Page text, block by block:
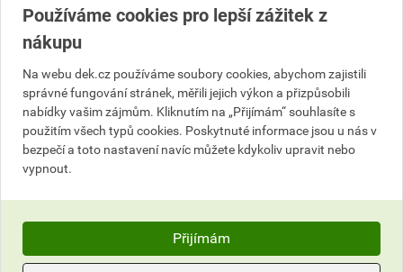
ks
1 211,21 Kč celkem s DPH 1 742,28 Kč celkem s DPH
Používáme cookies pro lepší zážitek z
nákupu
Na webu dek.cz používáme soubory cookies, abychom zajistili
správné fungování stránek, měřili jejich výkon a přizpůsobili
nabídky vašim zájmům. Kliknutím na „Přijímám“ souhlasíte s
použitím všech typů cookies. Poskytnuté informace jsou u nás v
bezpečí a toto nastavení navíc můžete kdykoliv upravit nebo
vypnout.
Přijímám